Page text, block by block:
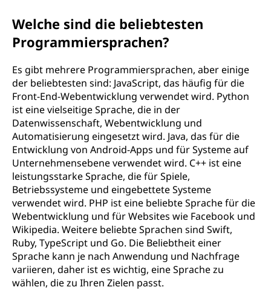
Welche sind die beliebtesten
Programmiersprachen?
Es gibt mehrere Programmiersprachen, aber einige
der beliebtesten sind: JavaScript, das häufig für die
Front-End-Webentwicklung verwendet wird. Python
ist eine vielseitige Sprache, die in der
Datenwissenschaft, Webentwicklung und
Automatisierung eingesetzt wird. Java, das für die
Entwicklung von Android-Apps und für Systeme auf
Unternehmensebene verwendet wird. C++ ist eine
leistungsstarke Sprache, die für Spiele,
Betriebssysteme und eingebettete Systeme
verwendet wird. PHP ist eine beliebte Sprache für die
Webentwicklung und für Websites wie Facebook und
Wikipedia. Weitere beliebte Sprachen sind Swift,
Ruby, TypeScript und Go. Die Beliebtheit einer
Sprache kann je nach Anwendung und Nachfrage
variieren, daher ist es wichtig, eine Sprache zu
wählen, die zu Ihren Zielen passt.